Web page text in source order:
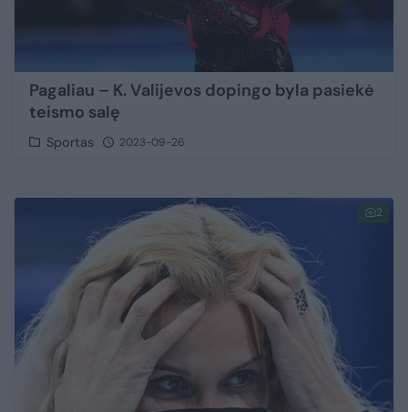
Pagaliau – K. Valijevos dopingo byla pasiekė
teismo salę
Sportas 2023-09-26
2